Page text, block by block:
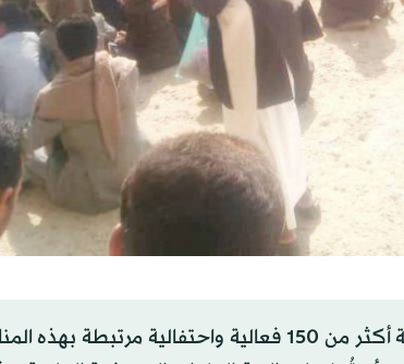
وعلى امتداد الأيام الماضية، شهدت مناطق سيطرة الجماعة أكثر من 150 فعالية